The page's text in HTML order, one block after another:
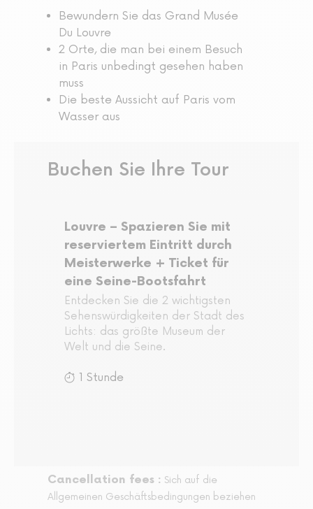
Bewundern Sie das Grand Musée
Du Louvre
2 Orte, die man bei einem Besuch
in Paris unbedingt gesehen haben
muss
Die beste Aussicht auf Paris vom
Wasser aus
Buchen Sie Ihre Tour
Louvre – Spazieren Sie mit
reserviertem Eintritt durch
Meisterwerke + Ticket für
eine Seine-Bootsfahrt
Entdecken Sie die 2 wichtigsten
Sehenswürdigkeiten der Stadt des
Lichts: das größte Museum der
Welt und die Seine.
1 Stunde
Cancellation fees : Sich auf die
Allgemeinen Geschäftsbedingungen beziehen